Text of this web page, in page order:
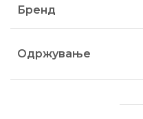
Бренд
Одржување